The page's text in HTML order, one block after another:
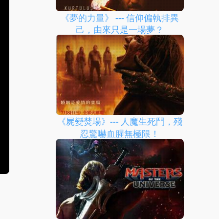
《夢的力量》 --- 信仰偏執排異
己，由來只是一場夢？
《屍變焚場》--- 人魔生死鬥，殘
忍驚嚇血腥無極限！